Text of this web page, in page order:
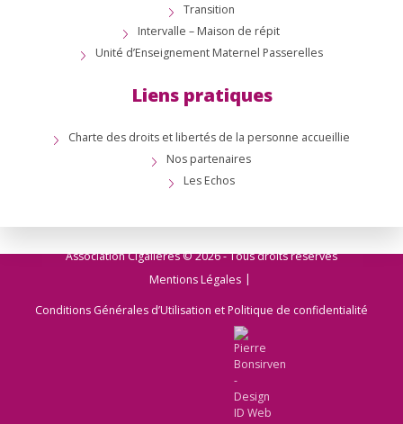
Transition
Intervalle – Maison de répit
Unité d’Enseignement Maternel Passerelles
Liens pratiques
Charte des droits et libertés de la personne accueillie
Nos partenaires
Les Echos
Association Cigalières © 2026 - Tous droits réservés
Mentions Légales
Conditions Générales d’Utilisation et Politique de confidentialité